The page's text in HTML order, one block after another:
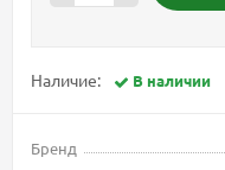
Наличие: В наличии
Бренд